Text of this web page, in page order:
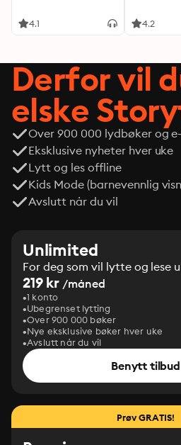
4.1 4.2
Derfor vil
elske
Over 900 000 lydbøker og
Eksklusive nyheter hver uke
Lytt og les offline
Kids Mode (barnevennlig
Avslutt når du vil
Unlimited
For deg som vil lytte og lese
219 kr /måned
1 konto
Ubegrenset lytting
Over 900 000 bøker
Nye eksklusive bøker hver uke
Avslutt når du vil
Benytt tilbud
Prøv GRATIS!